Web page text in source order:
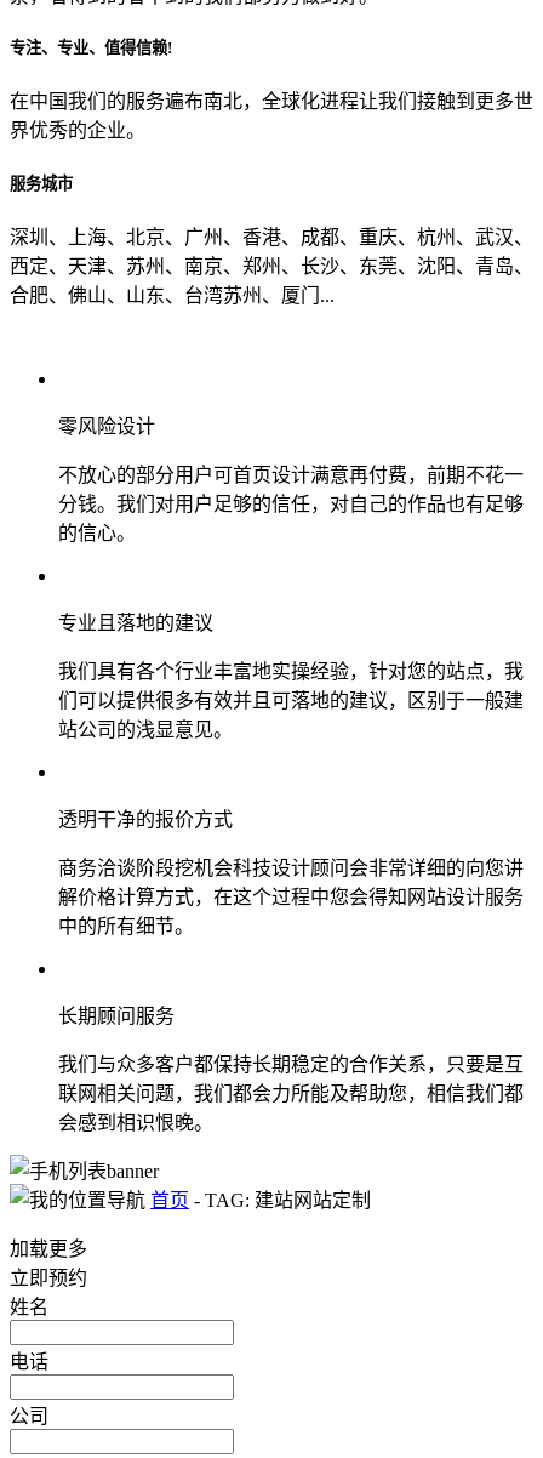
专注、专业、值得信赖!
在中国我们的服务遍布南北，全球化进程让我们接触到更多世
界优秀的企业。
服务城市
深圳、上海、北京、广州、香港、成都、重庆、杭州、武汉、
西定、天津、苏州、南京、郑州、长沙、东莞、沈阳、青岛、
合肥、佛山、山东、台湾苏州、厦门...
零风险设计
不放心的部分用户可首页设计满意再付费，前期不花一
分钱。我们对用户足够的信任，对自己的作品也有足够
的信心。
专业且落地的建议
我们具有各个行业丰富地实操经验，针对您的站点，我
们可以提供很多有效并且可落地的建议，区别于一般建
站公司的浅显意见。
透明干净的报价方式
商务洽谈阶段挖机会科技设计顾问会非常详细的向您讲
解价格计算方式，在这个过程中您会得知网站设计服务
中的所有细节。
长期顾问服务
我们与众多客户都保持长期稳定的合作关系，只要是互
联网相关问题，我们都会力所能及帮助您，相信我们都
会感到相识恨晚。
首页 - TAG: 建站网站定制
加载更多
立即预约
姓名
电话
公司